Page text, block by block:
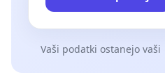
doc. dr. Nika Grabar
Anže Zadel
Vaši podatki ostanejo vaši